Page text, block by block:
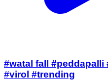
#watal fall
#virol #trending